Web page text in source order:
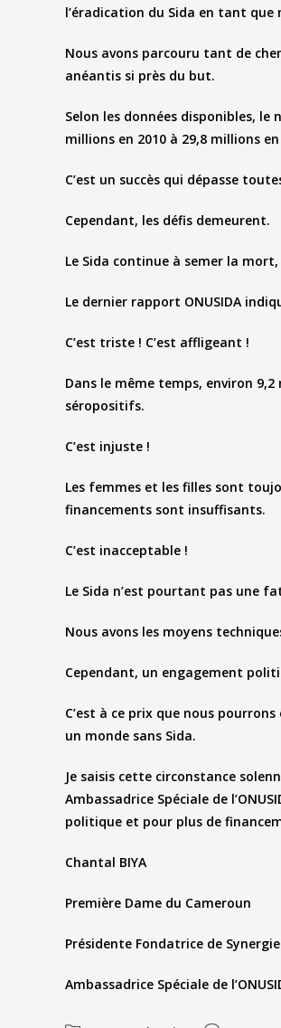
l’éradication du Sida en tant que
Nous avons parcouru tant de
anéantis si près du but.
Selon les données disponibles,
millions en 2010 à 29,8 millions en
C’est un succès qui dépasse
Cependant, les défis demeurent.
Le Sida continue à semer la
Le dernier rapport ONUSIDA
C’est triste ! C’est affligeant !
Dans le même temps, environ
séropositifs.
C’est injuste !
Les femmes et les filles sont
financements sont insuffisants.
C’est inacceptable !
Le Sida n’est pourtant pas une
Nous avons les moyens
Cependant, un engagement
C’est à ce prix que nous
un monde sans Sida.
Je saisis cette circonstance
Ambassadrice Spéciale de
politique et pour plus de
Chantal BIYA
Première Dame du Cameroun
Présidente Fondatrice de
Ambassadrice Spéciale de